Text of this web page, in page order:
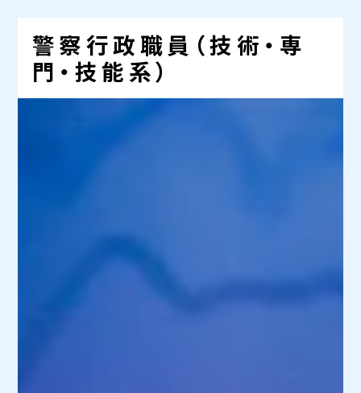
警察行政職員（技術・専
門・技能系）